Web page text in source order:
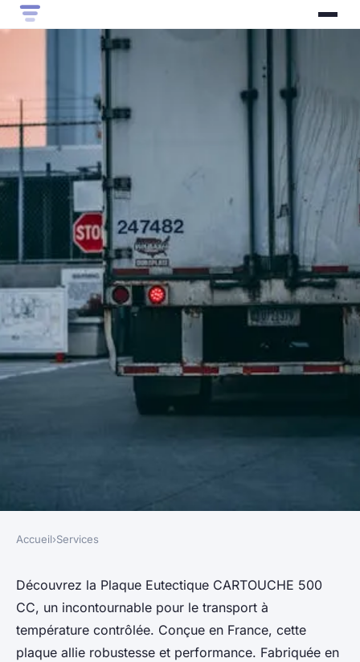
Découvrez la plaque
Eutectique cartouche 500 cc
pour vos transports
Accueil›Services
Découvrez la Plaque Eutectique CARTOUCHE 500
CC, un incontournable pour le transport à
température contrôlée. Conçue en France, cette
plaque allie robustesse et performance. Fabriquée en